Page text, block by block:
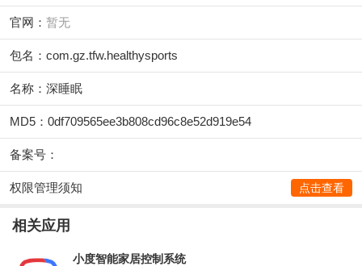
官网： 暂无
包名：com.gz.tfw.healthysports
名称：深睡眠
MD5：0df709565ee3b808cd96c8e52d919e54
备案号：
权限管理须知 点击查看
相关应用
小度智能家居控制系统